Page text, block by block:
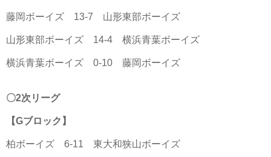
藤岡ボーイズ 13-7 山形東部ボーイズ
山形東部ボーイズ 14-4 横浜青葉ボーイズ
横浜青葉ボーイズ 0-10 藤岡ボーイズ
〇2次リーグ
【Gブロック】
柏ボーイズ 6-11 東大和狭山ボーイズ